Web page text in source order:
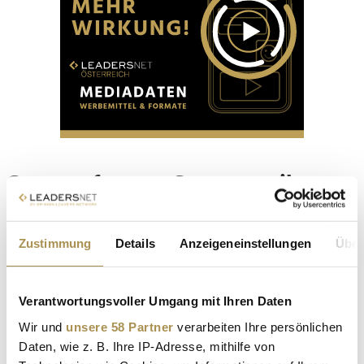
Zustimmung Details Anzeigeneinstellungen
Verantwortungsvoller Umgang mit Ihren Daten
Wir und unsere 58 Partner verarbeiten Ihre persönlichen
Daten, wie z. B. Ihre IP-Adresse, mithilfe von
Sommerfest am Sonnenweiher
19. Juli 2026
Stadt: Grafenwörth
Sonnenweiherin Grafenwörth. Erleben Sie einen entspannten
Sommertag mit regionalen Winzern, DJ-Musik, Kulinarik,
Familienprogramm, offenen Musterhäusern und vielem mehr.